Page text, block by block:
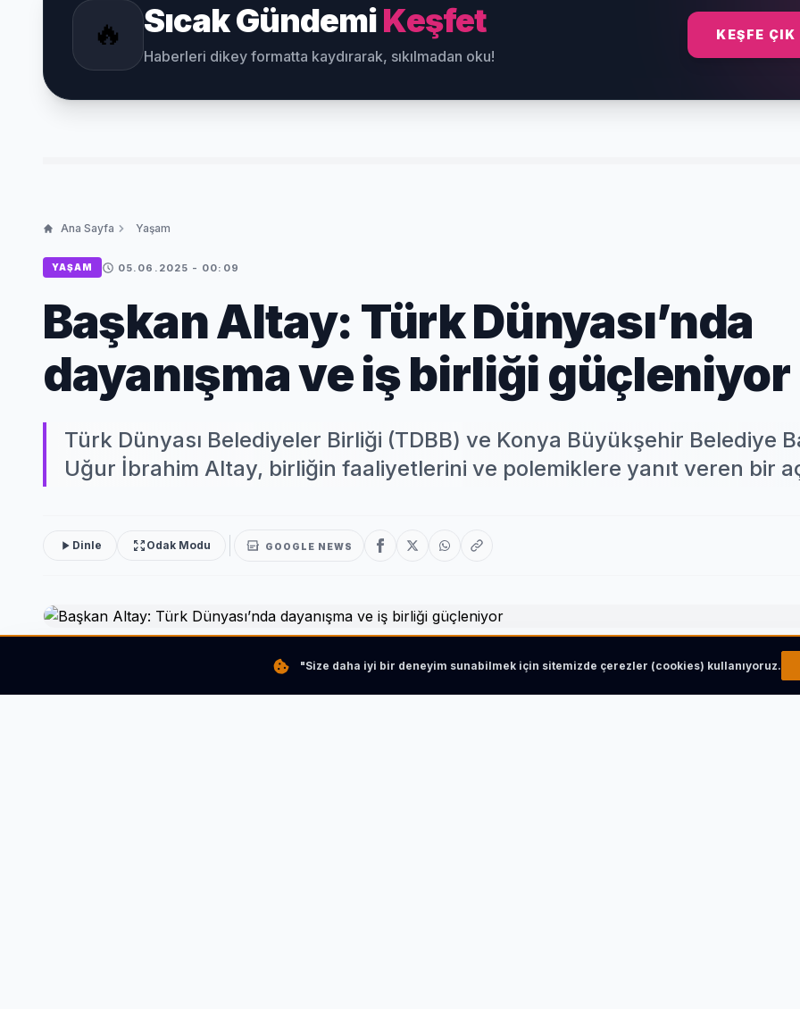
🔥 Sıcak GündemiKeşfet
Haberleri dikey formatta kaydırarak, sıkılmadan oku!
KEŞFE ÇIK
Ana Sayfa Yaşam
YAŞAM 05.06.2025 - 00:09
Başkan Altay: Türk Dünyası’nda
dayanışma ve iş birliği güçleniyor
Türk Dünyası Belediyeler Birliği (TDBB) ve Konya Büyükşehir Belediye
Uğur İbrahim Altay, birliğin faaliyetlerini ve polemiklere yanıt veren bir
Dinle Odak Modu GOOGLE NEWS
"Size daha iyi bir deneyim sunabilmek için sitemizde çerezler (cookies) kullanıyoruz.